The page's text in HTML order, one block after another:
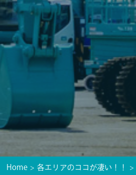
Home 各エリアのココが凄い！！